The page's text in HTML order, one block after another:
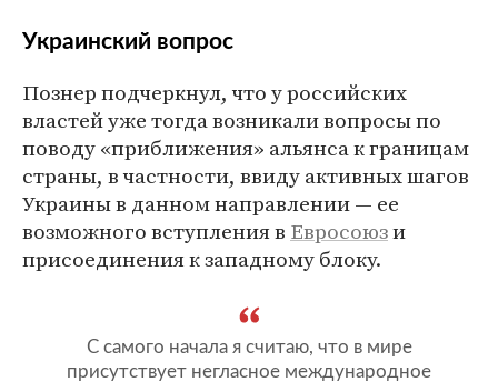
Украинский вопрос
Познер подчеркнул, что у российских
властей уже тогда возникали вопросы по
поводу «приближения» альянса к границам
страны, в частности, ввиду активных шагов
Украины в данном направлении — ее
возможного вступления в Евросоюзи
присоединения к западному блоку.
С самого начала я считаю, что в мире
присутствует негласное международное